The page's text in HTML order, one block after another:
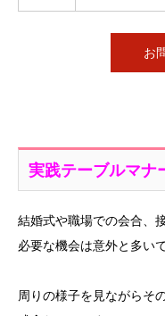
お
実践テーブルマナ
結婚式や職場での会合、
必要な機会は意外と多いで
周りの様子を見ながらそ